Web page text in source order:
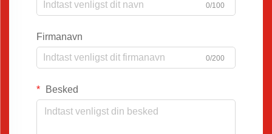
0/100
Firmanavn
0/200
Besked